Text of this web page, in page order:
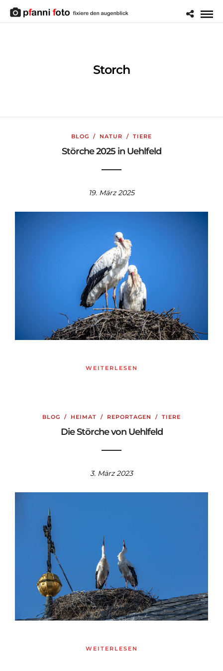
Storch
BLOG / NATUR / TIERE
Störche 2025 in Uehlfeld
19. März 2025
WEITERLESEN
BLOG / HEIMAT / REPORTAGEN / TIERE
Die Störche von Uehlfeld
3. März 2023
WEITERLESEN